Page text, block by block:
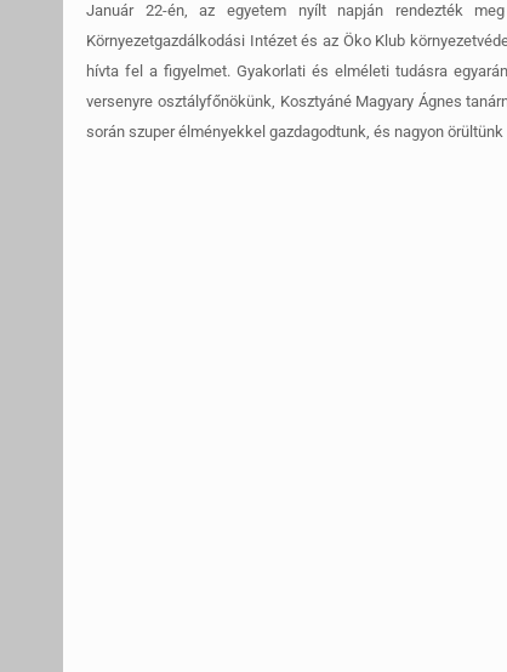
Január 22-én, az egyetem nyílt napján rendezték
Környezetgazdálkodási Intézet és az Öko Klub
hívta fel a figyelmet. Gyakorlati és elméleti tudásra
versenyre osztályfőnökünk, Kosztyáné Magyary Ágnes
során szuper élményekkel gazdagodtunk, és nagyon